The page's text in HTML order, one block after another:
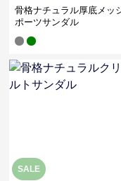
骨格ナチュラル厚底メッ
ポーツサンダル
SALE